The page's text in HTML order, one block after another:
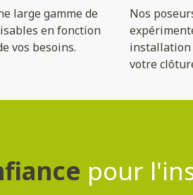
large gamme de
en fonction
vos besoins.
Nos
installation
votre
pour